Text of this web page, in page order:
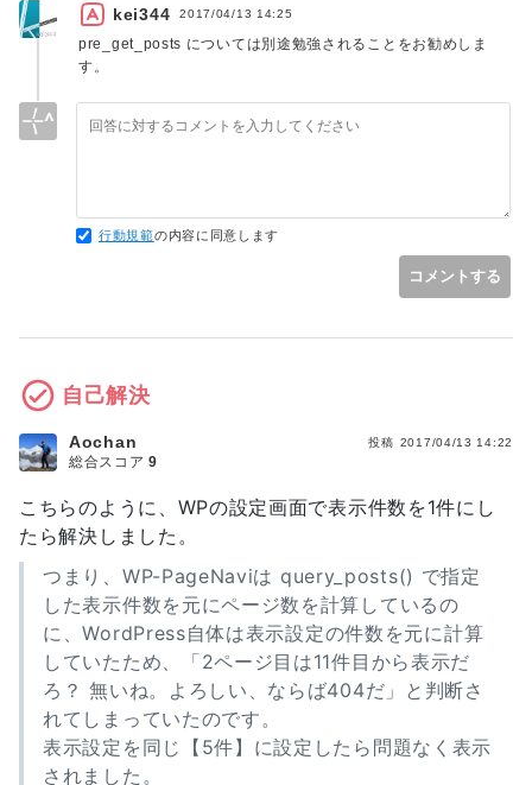
また、別の方法にて自己解決できました。
ご回答頂きありがとうございます。
kei344 2017/04/13 14:25
pre_get_posts については別途勉強されることをお勧めしま
す。
行動規範の内容に同意します
コメントする
自己解決
こちらのように、WPの設定画面で表示件数を1件にし
たら解決しました。
つまり、WP-PageNaviは query_posts() で指定
した表示件数を元にページ数を計算しているの
に、WordPress自体は表示設定の件数を元に計算
していたため、「2ページ目は11件目から表示だ
ろ？ 無いね。よろしい、ならば404だ」と判断さ
れてしまっていたのです。
表示設定を同じ【5件】に設定したら問題なく表示
されました。
投稿 2017/04/13 14:22
Aochan
総合スコア 9